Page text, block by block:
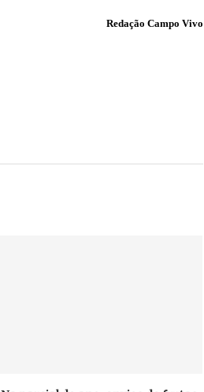
Redação Campo Vivo